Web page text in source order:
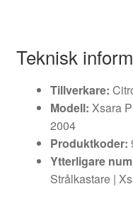
Teknisk
Tillverkare:
Modell: Xsara
2004
Produktkoder:
Ytterligare
Strålkastare |